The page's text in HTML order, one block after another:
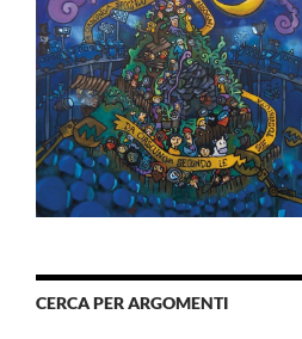
CERCA PER ARGOMENTI